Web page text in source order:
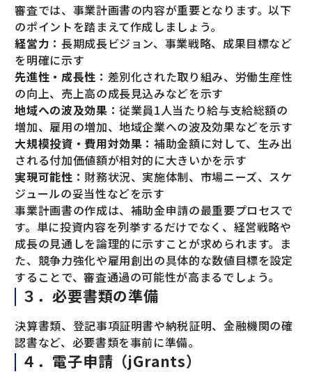
審査では、事業計画書の内容が重要となります。以下
のポイントを踏まえて作成しましょう。
経営力： 長期成長ビジョン、事業戦略、成果目標など
を明確に示す
先進性・成長性： 差別化された取り組み、労働生産性
の向上、売上高の成長見込みなどを示す
地域への波及効果：従業員1人当たり給与支給総額の
増加、雇用の増加、地域企業への波及効果などを示す
大規模投資・費用対効果：補助金額に対して、生み出
される付加価値額が相対的に大きいかを示す
実現可能性： 財務状況、実施体制、市場ニーズ、スケ
ジュールの妥当性などを示す
事業計画書の作成は、補助金申請の最重要プロセスで
す。単に投資内容を列挙するだけでなく、経営戦略や
成長の見通しを論理的に示すことが求められます。ま
た、競争力強化や雇用創出の具体的な数値目標を設定
することで、審査通過の可能性が高まるでしょう。
３．必要書類の準備
決算書類、登記事項証明書や納税証明、金融機関の確
認書など、必要書類を事前に準備。
４．電子申請（jGrants）